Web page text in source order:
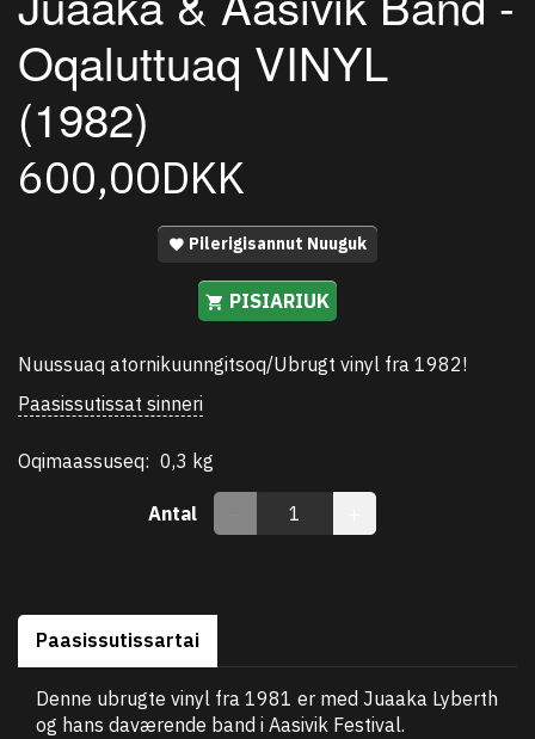
Oqaluttuaq VINYL
(1982)
600,00DKK
Pilerigisannut Nuuguk
PISIARIUK
Nuussuaq atornikuunngitsoq/Ubrugt vinyl fra 1982!
Paasissutissat sinneri
Oqimaassuseq: 0,3 kg
Antal
Paasissutissartai
Denne ubrugte vinyl fra 1981 er med Juaaka Lyberth
og hans daværende band i Aasivik Festival.